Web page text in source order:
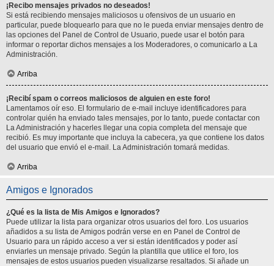
¡Recibo mensajes privados no deseados!
Si está recibiendo mensajes maliciosos u ofensivos de un usuario en
particular, puede bloquearlo para que no le pueda enviar mensajes dentro de
las opciones del Panel de Control de Usuario, puede usar el botón para
informar o reportar dichos mensajes a los Moderadores, o comunicarlo a La
Administración.
Arriba
¡Recibí spam o correos maliciosos de alguien en este foro!
Lamentamos oír eso. El formulario de e-mail incluye identificadores para
controlar quién ha enviado tales mensajes, por lo tanto, puede contactar con
La Administración y hacerles llegar una copia completa del mensaje que
recibió. Es muy importante que incluya la cabecera, ya que contiene los datos
del usuario que envió el e-mail. La Administración tomará medidas.
Arriba
Amigos e Ignorados
¿Qué es la lista de Mis Amigos e Ignorados?
Puede utilizar la lista para organizar otros usuarios del foro. Los usuarios
añadidos a su lista de Amigos podrán verse en en Panel de Control de
Usuario para un rápido acceso a ver si están identificados y poder así
enviarles un mensaje privado. Según la plantilla que utilice el foro, los
mensajes de estos usuarios pueden visualizarse resaltados. Si añade un